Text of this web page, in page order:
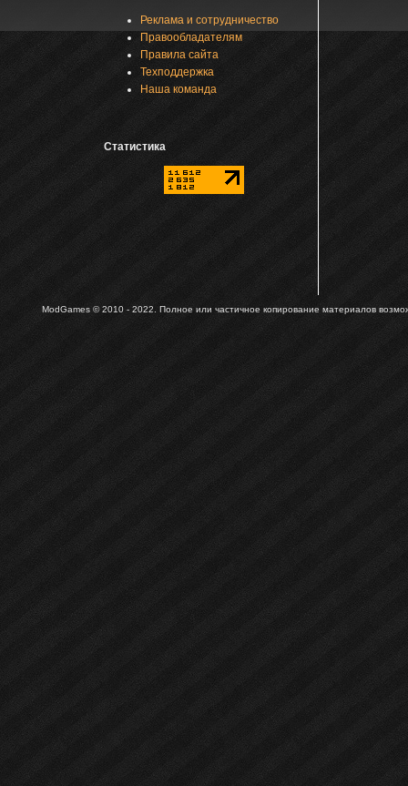
Реклама и сотрудничество
Правообладателям
Правила сайта
Техподдержка
Наша команда
Статистика
ModGames © 2010 - 2022. Полное или частичное копирование материалов